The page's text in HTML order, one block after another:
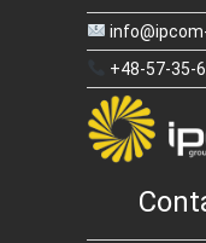
+48-57-35-